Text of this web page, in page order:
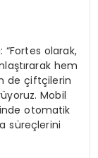
“Fortes olarak,
hem
de çiftçilerin
Mobil
otomatik
süreçlerini